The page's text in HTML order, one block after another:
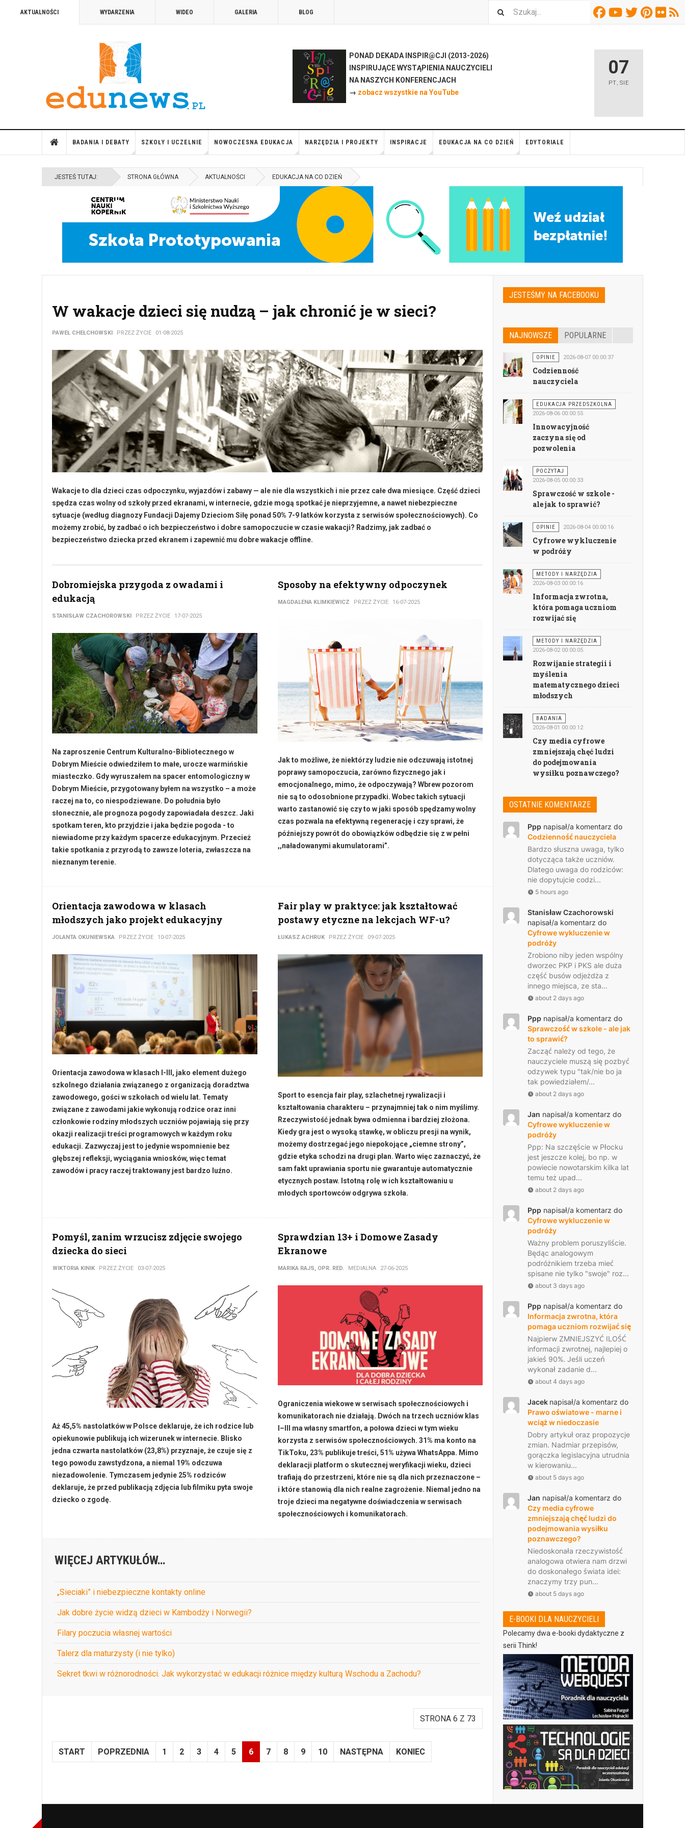
AKTUALNOŚCI WYDARZENIA WIDEO GALERIA BLOG
PONAD DEKADA INSPIR@CJI (2013-2026)
INSPIRUJĄCE WYSTĄPIENIA NAUCZYCIELI
NA NASZYCH KONFERENCJACH
→ zobacz wszystkie na YouTube
07
PT, SIE
BADANIA I DEBATY SZKOŁY I UCZELNIE NOWOCZESNA EDUKACJA NARZĘDZIA I PROJEKTY INSPIRACJE EDUKACJA NA CO DZIEŃ EDYTORIALE
JESTEŚ TUTAJ: STRONA GŁÓWNA AKTUALNOŚCI EDUKACJA NA CO DZIEŃ
W wakacje dzieci się nudzą – jak chronić je w sieci?
PAWEŁ CHEŁCHOWSKI PRZEZ ŻYCIE 01-08-2025
Wakacje to dla dzieci czas odpoczynku, wyjazdów i zabawy — ale nie dla wszystkich i nie przez całe dwa miesiące. Część dzieci
spędza czas wolny od szkoły przed ekranami, w internecie, gdzie mogą spotkać je nieprzyjemne, a nawet niebezpieczne
sytuacje (według diagnozy Fundacji Dajemy Dzieciom Siłę ponad 50% 7-9 latków korzysta z serwisów społecznościowych). Co
możemy zrobić, by zadbać o ich bezpieczeństwo i dobre samopoczucie w czasie wakacji? Radzimy, jak zadbać o
bezpieczeństwo dziecka przed ekranem i zapewnić mu dobre wakacje offline.
Dobromiejska przygoda z owadami i
edukacją
STANISŁAW CZACHOROWSKI PRZEZ ŻYCIE 17-07-2025
Na zaproszenie Centrum Kulturalno-Bibliotecznego w
Dobrym Mieście odwiedziłem to małe, urocze warmińskie
miasteczko. Gdy wyruszałem na spacer entomologiczny w
Dobrym Mieście, przygotowany byłem na wszystko – a może
raczej na to, co niespodziewane. Do południa było
słonecznie, ale prognoza pogody zapowiadała deszcz. Jaki
spotkam teren, kto przyjdzie i jaka będzie pogoda - to
niewiadome przy każdym spacerze edukacyjnym. Przecież
takie spotkania z przyrodą to zawsze loteria, zwłaszcza na
nieznanym terenie.
Sposoby na efektywny odpoczynek
MAGDALENA KLIMKIEWICZ PRZEZ ŻYCIE 16-07-2025
Jak to możliwe, że niektórzy ludzie nie odczuwają istotnej
poprawy samopoczucia, zarówno fizycznego jak i
emocjonalnego, mimo, że odpoczywają? Wbrew pozorom
nie są to odosobnione przypadki. Wobec takich sytuacji
warto zastanowić się czy to w jaki sposób spędzamy wolny
czas pozwala na efektywną regenerację i czy sprawi, że
późniejszy powrót do obowiązków odbędzie się z w pełni
,,naładowanymi akumulatorami”.
Orientacja zawodowa w klasach
młodszych jako projekt edukacyjny
JOLANTA OKUNIEWSKA PRZEZ ŻYCIE 10-07-2025
Orientacja zawodowa w klasach I-III, jako element dużego
szkolnego działania związanego z organizacją doradztwa
zawodowego, gości w szkołach od wielu lat. Tematy
związane z zawodami jakie wykonują rodzice oraz inni
członkowie rodziny młodszych uczniów pojawiają się przy
okazji realizacji treści programowych w każdym roku
edukacji. Zazwyczaj jest to jedynie wspomnienie bez
głębszej refleksji, wyciągania wniosków, więc temat
zawodów i pracy raczej traktowany jest bardzo luźno.
Fair play w praktyce: jak kształtować
postawy etyczne na lekcjach WF-u?
ŁUKASZ ACHRUK PRZEZ ŻYCIE 09-07-2025
Sport to esencja fair play, szlachetnej rywalizacji i
kształtowania charakteru – przynajmniej tak o nim myślimy.
Rzeczywistość jednak bywa odmienna i bardziej złożona.
Kiedy gra jest o wysoką stawkę, w obliczu presji na wynik,
możemy dostrzegać jego niepokojące „ciemne strony”,
gdzie etyka schodzi na drugi plan. Warto więc zaznaczyć, że
sam fakt uprawiania sportu nie gwarantuje automatycznie
etycznych postaw. Istotną rolę w ich kształtowaniu u
młodych sportowców odgrywa szkoła.
Pomyśl, zanim wrzucisz zdjęcie swojego
dziecka do sieci
WIKTORIA KINIK PRZEZ ŻYCIE 03-07-2025
Aż 45,5% nastolatków w Polsce deklaruje, że ich rodzice lub
opiekunowie publikują ich wizerunek w internecie. Blisko
jedna czwarta nastolatków (23,8%) przyznaje, że czuje się z
tego powodu zawstydzona, a niemal 19% odczuwa
niezadowolenie. Tymczasem jedynie 25% rodziców
deklaruje, że przed publikacją zdjęcia lub filmiku pyta swoje
dziecko o zgodę.
Sprawdzian 13+ i Domowe Zasady
Ekranowe
MARIKA RAJS, OPR. RED. MEDIALNA 27-06-2025
Ograniczenia wiekowe w serwisach społecznościowych i
komunikatorach nie działają. Dwóch na trzech uczniów klas
I–III ma własny smartfon, a połowa dzieci w tym wieku
korzysta z serwisów społecznościowych. 31% ma konto na
TikToku, 23% publikuje treści, 51% używa WhatsAppa. Mimo
deklaracji platform o skutecznej weryfikacji wieku, dzieci
trafiają do przestrzeni, które nie są dla nich przeznaczone –
i które stanowią dla nich realne zagrożenie. Niemal jedno na
troje dzieci ma negatywne doświadczenia w serwisach
społecznościowych i komunikatorach.
WIĘCEJ ARTYKUŁÓW…
„Sieciaki” i niebezpieczne kontakty online
Jak dobre życie widzą dzieci w Kambodży i Norwegii?
Filary poczucia własnej wartości
Talerz dla maturzysty (i nie tylko)
Sekret tkwi w różnorodności. Jak wykorzystać w edukacji różnice między kulturą Wschodu a Zachodu?
STRONA 6 Z 73
START POPRZEDNIA 1 2 3 4 5 6 7 8 9 10 NASTĘPNA KONIEC
JESTEŚMY NA FACEBOOKU
NAJNOWSZE POPULARNE
OPINIE 2026-08-07 00:00:37
Codzienność
nauczyciela
EDUKACJA PRZEDSZKOLNA
2026-08-06 00:00:55
Innowacyjność
zaczyna się od
pozwolenia
POCZYTAJ
2026-08-05 00:00:33
Sprawczość w szkole -
ale jak to sprawić?
OPINIE 2026-08-04 00:00:16
Cyfrowe wykluczenie
w podróży
METODY I NARZĘDZIA
2026-08-03 00:00:16
Informacja zwrotna,
która pomaga uczniom
rozwijać się
METODY I NARZĘDZIA
2026-08-02 00:00:05
Rozwijanie strategii i
myślenia
matematycznego dzieci
młodszych
BADANIA
2026-08-01 00:00:12
Czy media cyfrowe
zmniejszają chęć ludzi
do podejmowania
wysiłku poznawczego?
OSTATNIE KOMENTARZE
Ppp napisał/a komentarz do
Codzienność nauczyciela
Bardzo słuszna uwaga, tylko
dotycząca także uczniów.
Dlatego uwaga do rodziców:
nie dopytujcie codzi...
5 hours ago
Stanisław Czachorowski
napisał/a komentarz do
Cyfrowe wykluczenie w
podróży
Zrobiono niby jeden wspólny
dworzec PKP i PKS ale duża
część busów odjeżdża z
innego miejsca, ze sta...
about 2 days ago
Ppp napisał/a komentarz do
Sprawczość w szkole - ale jak
to sprawić?
Zacząć należy od tego, że
nauczyciele muszą się pozbyć
odzywek typu "tak/nie bo ja
tak powiedziałem/...
about 2 days ago
Jan napisał/a komentarz do
Cyfrowe wykluczenie w
podróży
Ppp: Na szczęście w Płocku
jest jeszcze kolej, bo np. w
powiecie nowotarskim kilka lat
temu też upad...
about 2 days ago
Ppp napisał/a komentarz do
Cyfrowe wykluczenie w
podróży
Ważny problem poruszyliście.
Będąc analogowym
podróżnikiem trzeba mieć
spisane nie tylko "swoje" roz...
about 3 days ago
Ppp napisał/a komentarz do
Informacja zwrotna, która
pomaga uczniom rozwijać się
Najpierw ZMNIEJSZYĆ ILOŚĆ
informacji zwrotnej, najlepiej o
jakieś 90%. Jeśli uczeń
wykonał zadanie d...
about 4 days ago
Jacek napisał/a komentarz do
Prawo oświatowe - marne i
wciąż w niedoczasie
Dobry artykuł oraz propozycje
zmian. Nadmiar przepisów,
gorączka legislacyjna utrudnia
w kierowaniu...
about 5 days ago
Jan napisał/a komentarz do
Czy media cyfrowe
zmniejszają chęć ludzi do
podejmowania wysiłku
poznawczego?
Niedoskonała rzeczywistość
analogowa otwiera nam drzwi
do doskonałego świata idei:
znaczymy trzy pun...
about 5 days ago
E-BOOKI DLA NAUCZYCIELI
Polecamy dwa e-booki dydaktyczne z
serii Think!